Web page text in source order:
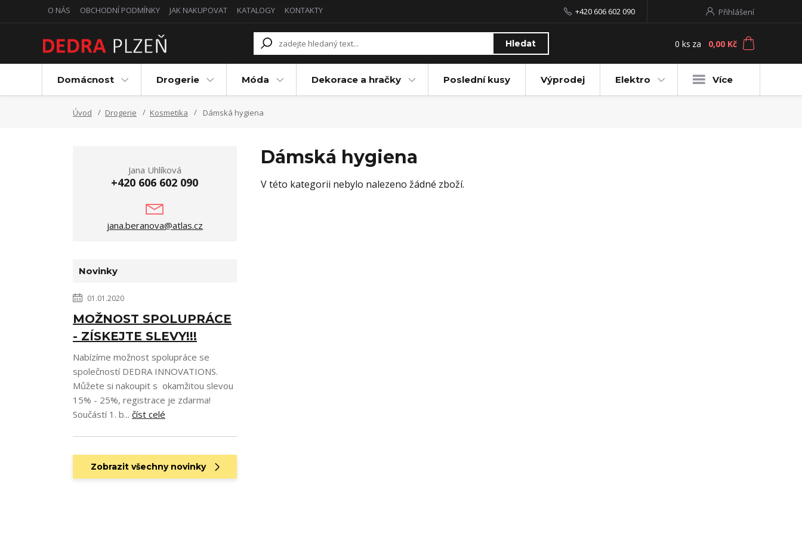
O NÁS OBCHODNÍ PODMÍNKY JAK NAKUPOVAT KATALOGY KONTAKTY Přihlášení
Hledat
+420 606 602 090
0 ks za 0,00 Kč
Domácnost Drogerie Móda Dekorace a hračky Poslední kusy Výprodej Elektro Více
Úvod Drogerie Kosmetika Dámská hygiena
Dámská hygiena
V této kategorii nebylo nalezeno žádné zboží.
Jana Uhlíková
+420 606 602 090
jana.beranova@atlas.cz
Novinky
01.01.2020
MOŽNOST SPOLUPRÁCE
- ZÍSKEJTE SLEVY!!!
Nabízíme možnost spolupráce se
společností DEDRA INNOVATIONS.
Můžete si nakoupit s okamžitou slevou
15% - 25%, registrace je zdarma!
Součástí 1. b... číst celé
Zobrazit všechny novinky